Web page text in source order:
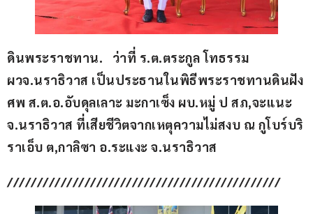
ดินพระราชทาน.   ว่าที่ ร.ต.ตระกูล โทธรรม
ผวจ.นราธิวาส เป็นประธานในพิธีพระราชทานดินฝัง
ศพ ส.ต.อ.อับดุลเลาะ มะกาเซ็ง ผบ.หมู่ ป สภ,จะแนะ
จ.นราธิวาส ที่เสียชีวิตจากเหตุความไม่สงบ ณ กูโบร์บริ
ราเอ็บ ต,กาลิซา อ.ระแงะ จ.นราธิวาส
//////////////////////////////////////////////